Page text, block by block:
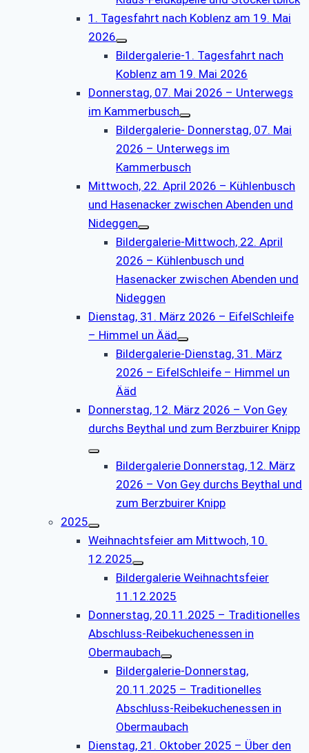
1. Tagesfahrt nach Koblenz am 19. Mai
2026
Bildergalerie-1. Tagesfahrt nach
Koblenz am 19. Mai 2026
Donnerstag, 07. Mai 2026 – Unterwegs
im Kammerbusch
Bildergalerie- Donnerstag, 07. Mai
2026 – Unterwegs im
Kammerbusch
Mittwoch, 22. April 2026 – Kühlenbusch
und Hasenacker zwischen Abenden und
Nideggen
Bildergalerie-Mittwoch, 22. April
2026 – Kühlenbusch und
Hasenacker zwischen Abenden und
Nideggen
Dienstag, 31. März 2026 – EifelSchleife
– Himmel un Ääd
Bildergalerie-Dienstag, 31. März
2026 – EifelSchleife – Himmel un
Ääd
Donnerstag, 12. März 2026 – Von Gey
durchs Beythal und zum Berzbuirer Knipp
Bildergalerie Donnerstag, 12. März
2026 – Von Gey durchs Beythal und
zum Berzbuirer Knipp
2025
Weihnachtsfeier am Mittwoch, 10.
12.2025
Bildergalerie Weihnachtsfeier
11.12.2025
Donnerstag, 20.11.2025 – Traditionelles
Abschluss-Reibekuchenessen in
Obermaubach
Bildergalerie-Donnerstag,
20.11.2025 – Traditionelles
Abschluss-Reibekuchenessen in
Obermaubach
Dienstag, 21. Oktober 2025 – Über den